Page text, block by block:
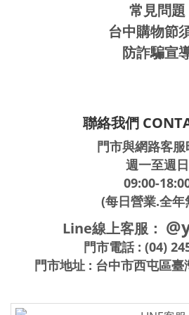
常見問題
台中購物節
防詐騙宣
聯絡我們
門市與網路客服
週一至週日
09:00-
(每日營業.全年
Line線上客服：
門市電話 : (04)
門市地址 : 台中市西屯區